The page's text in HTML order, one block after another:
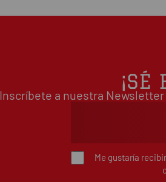
¡SÉ
Inscríbete a nuestra
Me gustaría